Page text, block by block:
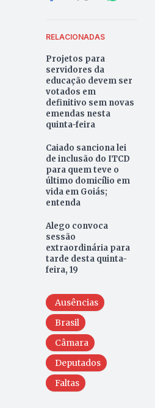
RELACIONADAS
Projetos para
servidores da
educação devem ser
votados em
definitivo sem novas
emendas nesta
quinta-feira
Caiado sanciona lei
de inclusão do ITCD
para quem teve o
último domicílio em
vida em Goiás;
entenda
Alego convoca
sessão
extraordinária para
tarde desta quinta-
feira, 19
Ausências
Brasil
Câmara
Deputados
Faltas